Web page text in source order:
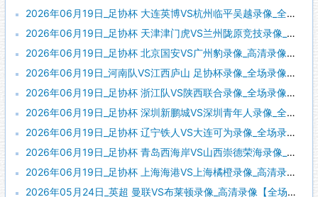
2026年06月19日_足协杯 大连英博VS杭州临平吴越录像_全场录像【全场回放】
2026年06月19日_足协杯 天津津门虎VS兰州陇原竞技录像_全场录像【视频集锦】
2026年06月19日_足协杯 北京国安VS广州豹录像_高清录像【全场回放】
2026年06月19日_河南队VS江西庐山 足协杯录像_全场录像【视频集锦】
2026年06月19日_足协杯 浙江队VS陕西联合录像_全场录像【高清回放】
2026年06月19日_足协杯 深圳新鹏城VS深圳青年人录像_全场录像【视频集锦】
2026年06月19日_足协杯 辽宁铁人VS大连可为录像_全场录像【全场回放】
2026年06月19日_足协杯 青岛西海岸VS山西崇德荣海录像_全场录像【高清回放】
2026年06月19日_足协杯 上海海港VS上海橘橙录像_高清录像【全场回放】
2026年05月24日_英超 曼联VS布莱顿录像_高清录像【全场回放】